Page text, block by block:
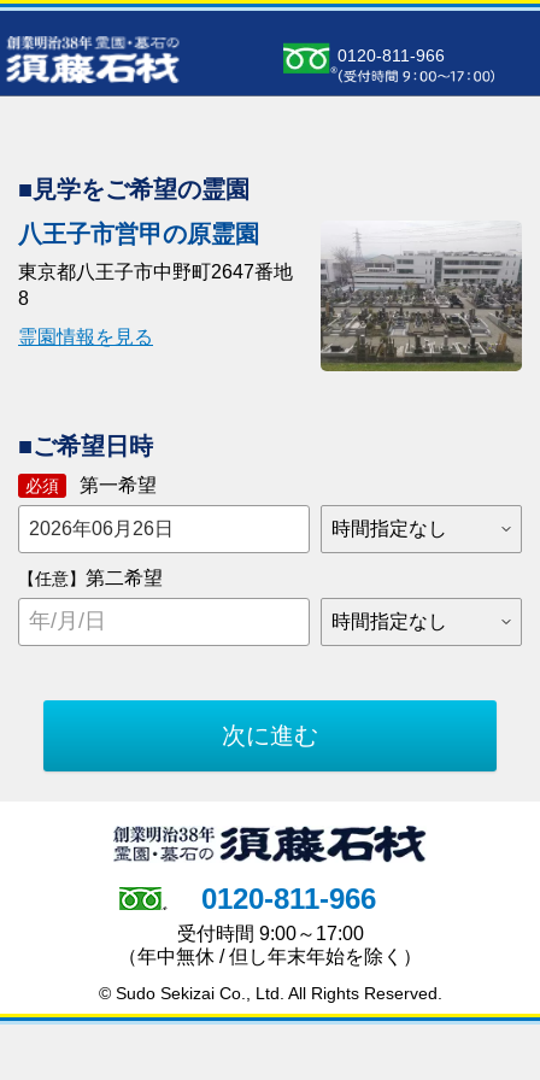
0120-811-966
■見学をご希望の霊園
八王子市営甲の原霊園
東京都八王子市中野町2647番地
8
霊園情報を見る
■ご希望日時
必須 第一希望
【任意】 第二希望
0120-811-966
受付時間 9:00～17:00
（年中無休 / 但し年末年始を除く）
© Sudo Sekizai Co., Ltd. All Rights Reserved.